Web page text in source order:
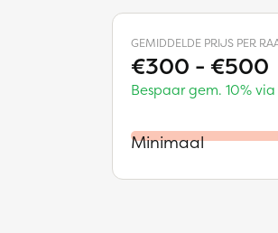
GEMIDDELDE PRIJS PER
€300 - €500
Bespaar gem. 10%
Minimaal